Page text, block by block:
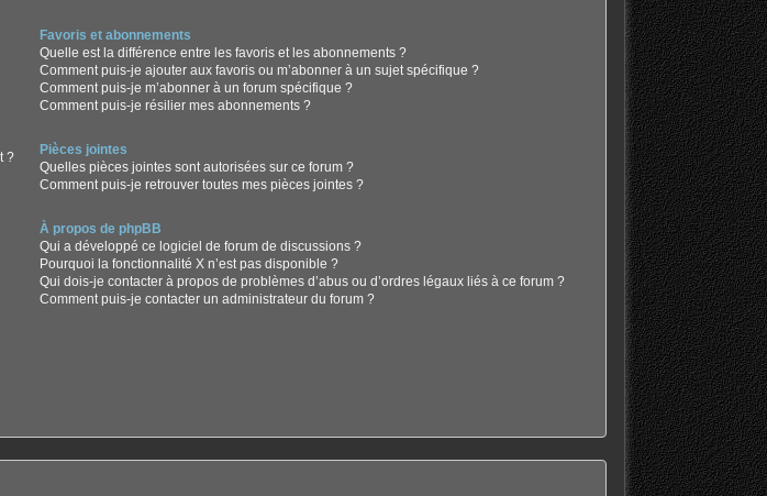
?
Favoris et abonnements
Quelle est la différence entre les favoris et les abonnements ?
Comment puis-je ajouter aux favoris ou m’abonner à un sujet spécifique ?
Comment puis-je m’abonner à un forum spécifique ?
Comment puis-je résilier mes abonnements ?
Pièces jointes
Quelles pièces jointes sont autorisées sur ce forum ?
Comment puis-je retrouver toutes mes pièces jointes ?
À propos de phpBB
Qui a développé ce logiciel de forum de discussions ?
Pourquoi la fonctionnalité X n’est pas disponible ?
Qui dois-je contacter à propos de problèmes d’abus ou d’ordres légaux liés à ce forum ?
Comment puis-je contacter un administrateur du forum ?